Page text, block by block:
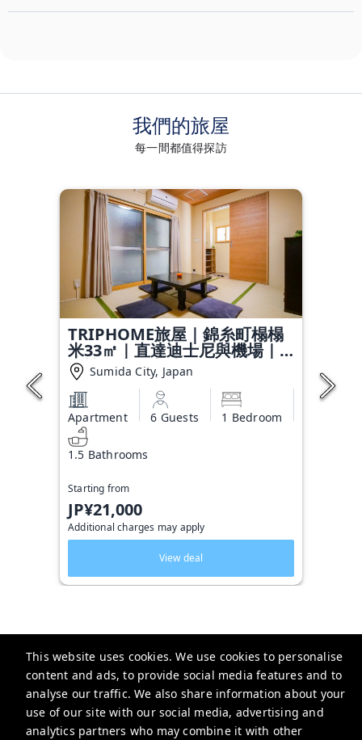
This website uses cookies. We use cookies to personalise
content and ads, to provide social media features and to
analyse our traffic. We also share information about your
use of our site with our social media, advertising and
analytics partners who may combine it with other
我們的旅屋
每一間都值得探訪
TRIPHOME旅屋｜錦糸町榻榻
米33㎡｜直達迪士尼與機場｜
一樓便利｜車站6分鐘
Sumida City, Japan
Apartment 6 Guests 1 Bedroom
1.5 Bathrooms
Starting from
JP¥21,000
Additional charges may apply
View deal
Triphome 旅屋
2-chōme-13-6 Ōkubo, Shinjuku City, Tokyo 169-0072日本
service@triphome.jp